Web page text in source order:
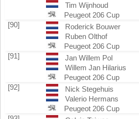
Tim Wijnhoud
Peugeot 206 Cup
[90]
Roderick Bouwer
Ruben Olthof
Peugeot 206 Cup
[91]
Jan Willem Pol
Willem Jan Hilarius
Peugeot 206 Cup
[92]
Nick Stegehuis
Valerio Hermans
Peugeot 206 Cup